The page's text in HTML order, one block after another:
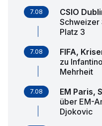
7.08 CSIO
Schweizer
Platz 3
7.08 FIFA,
zu
Mehrheit
7.08 EM Paris,
über EM-
Djokovic